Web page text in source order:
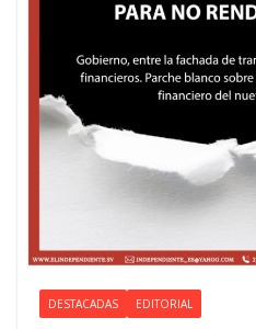
DESTACADAS EDITORIAL